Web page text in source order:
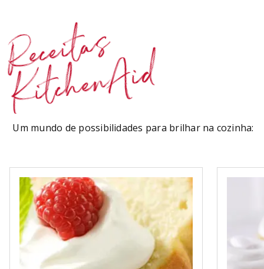
Receitas
KitchenAid
Um mundo de possibilidades para brilhar na cozinha: